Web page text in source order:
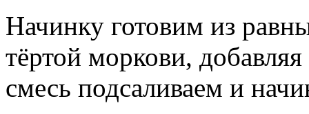
Начинку готовим из
тёртой моркови,
смесь подсаливаем и